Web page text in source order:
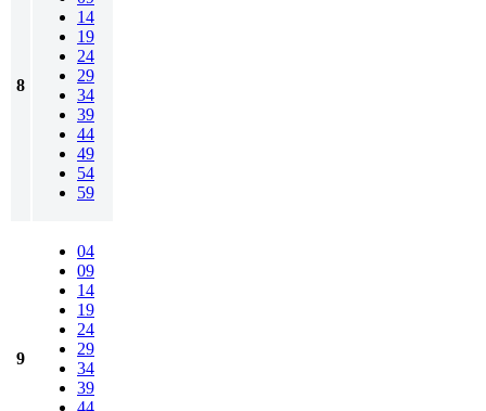
8
14
19
24
29
34
39
44
49
54
59
9
04
09
14
19
24
29
34
39